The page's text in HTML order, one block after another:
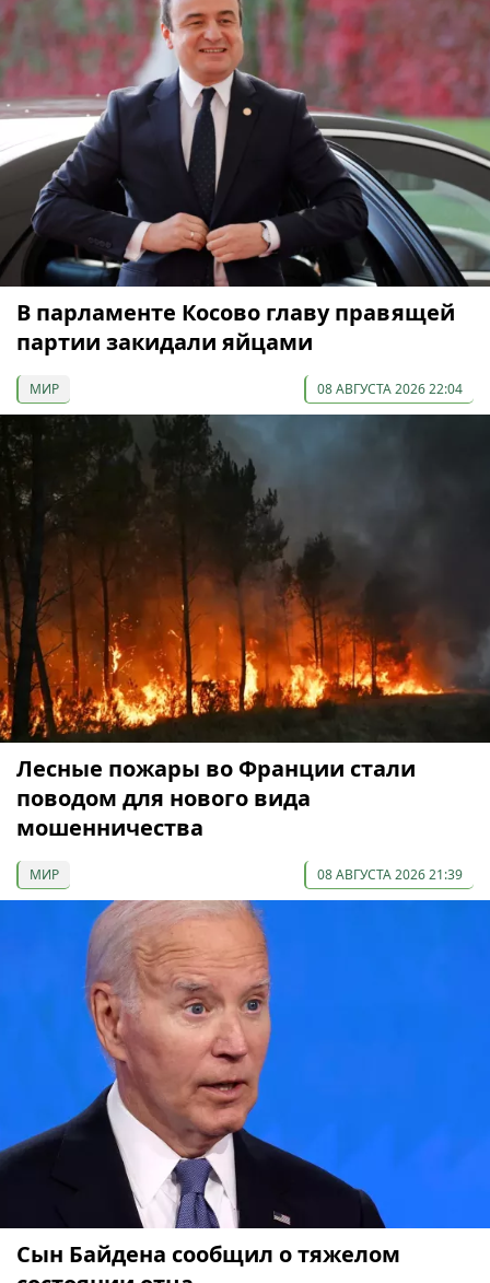
В парламенте Косово главу правящей
партии закидали яйцами
МИР 08 АВГУСТА 2026 22:04
Лесные пожары во Франции стали
поводом для нового вида
мошенничества
МИР 08 АВГУСТА 2026 21:39
Сын Байдена сообщил о тяжелом